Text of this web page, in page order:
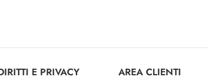
E PRIVACY AREA CLIENTI